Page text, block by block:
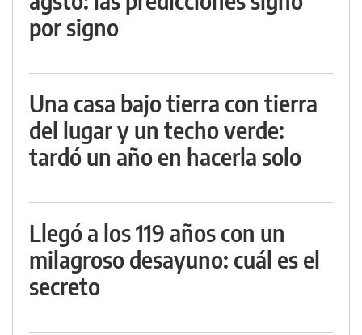
por signo
Una casa bajo tierra con tierra
del lugar y un techo verde:
tardó un año en hacerla solo
Llegó a los 119 años con un
milagroso desayuno: cuál es el
secreto